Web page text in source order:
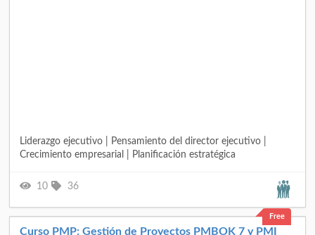
Liderazgo ejecutivo | Pensamiento del director ejecutivo |
Crecimiento empresarial | Planificación estratégica
10 36
Free
Curso PMP: Gestión de Proyectos PMBOK 7 y PMI